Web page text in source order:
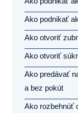
Ako podnikať
Ako otvoriť
Ako otvoriť
Ako predávať
a bez pokút
Ako rozbehnúť